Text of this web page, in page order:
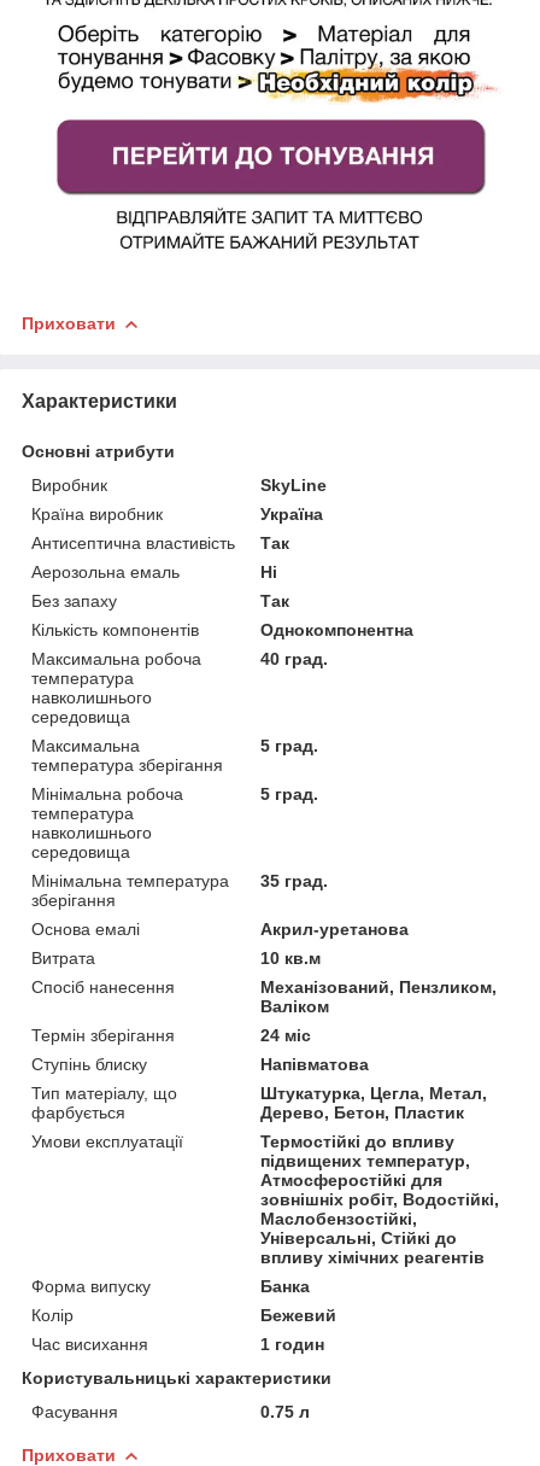
Приховати
Характеристики
Основні атрибути
Виробник
SkyLine
Країна виробник
Україна
Антисептична властивість
Так
Аерозольна емаль
Ні
Без запаху
Так
Кількість компонентів
Однокомпонентна
Максимальна робоча
температура
навколишнього
середовища
40 град.
Максимальна
температура зберігання
5 град.
Мінімальна робоча
температура
навколишнього
середовища
5 град.
Мінімальна температура
зберігання
35 град.
Основа емалі
Акрил-уретанова
Витрата
10 кв.м
Спосіб нанесення
Механізований, Пензликом,
Валіком
Термін зберігання
24 міс
Ступінь блиску
Напівматова
Тип матеріалу, що
фарбується
Штукатурка, Цегла, Метал,
Дерево, Бетон, Пластик
Умови експлуатації
Термостійкі до впливу
підвищених температур,
Атмосферостійкі для
зовнішніх робіт, Водостійкі,
Маслобензостійкі,
Універсальні, Стійкі до
впливу хімічних реагентів
Форма випуску
Банка
Колір
Бежевий
Час висихання
1 годин
Користувальницькі характеристики
Фасування
0.75 л
Приховати